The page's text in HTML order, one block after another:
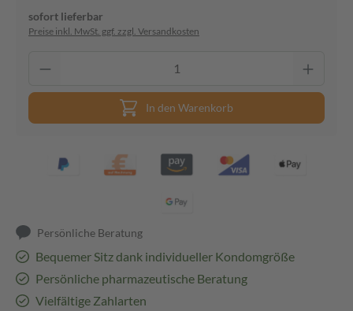
sofort lieferbar
Preise inkl. MwSt. ggf. zzgl. Versandkosten
In den Warenkorb
Persönliche Beratung
Bequemer Sitz dank individueller Kondomgröße
Persönliche pharmazeutische Beratung
Vielfältige Zahlarten